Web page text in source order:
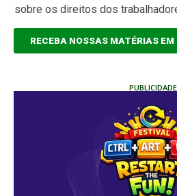
sobre os direitos dos
RECEBA NOSSAS MATÉRIAS EM
PUBLICIDADE